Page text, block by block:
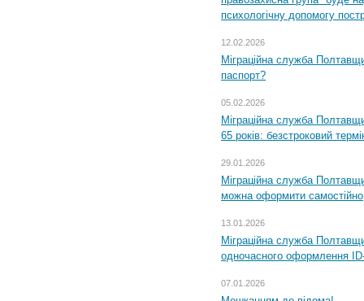
психологічну допомогу
12.02.2026
Міграційна служба
паспорт?
05.02.2026
Міграційна служба
65 років: безстроковий
29.01.2026
Міграційна служба
можна оформити самостійно
13.01.2026
Міграційна служба
одночасного оформлення
07.01.2026